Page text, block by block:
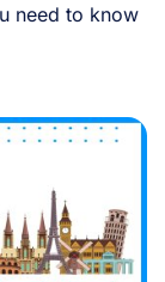
need to know